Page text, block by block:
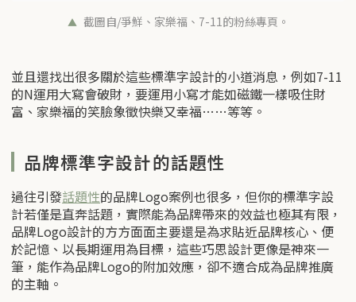
截圖自/爭鮮、家樂福、7-11的粉絲專頁。
並且還找出很多關於這些標準字設計的小道消息，例如7-11
的N運用大寫會破財，要運用小寫才能如磁鐵一樣吸住財
富、家樂福的笑臉象徵快樂又幸福……等等。
品牌標準字設計的話題性
過往引發話題性的品牌Logo案例也很多，但你的標準字設
計若僅是直奔話題，實際能為品牌帶來的效益也極其有限，
品牌Logo設計的方方面面主要還是為求貼近品牌核心、便
於記憶、以長期運用為目標，這些巧思設計更像是神來一
筆，能作為品牌Logo的附加效應，卻不適合成為品牌推廣
的主軸。